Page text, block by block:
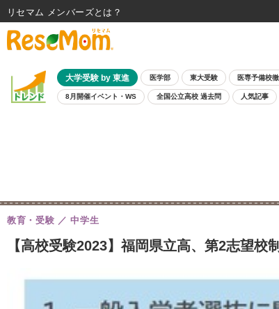
大学受験 by 東進 医学部 東大受験 医専予備校
8月開催イベント・WS 全国公立高校 過去問 人気記事
【高校受験2023】福岡県立高、第2志望
教育・受験 中学生
リセマム メンバーズ